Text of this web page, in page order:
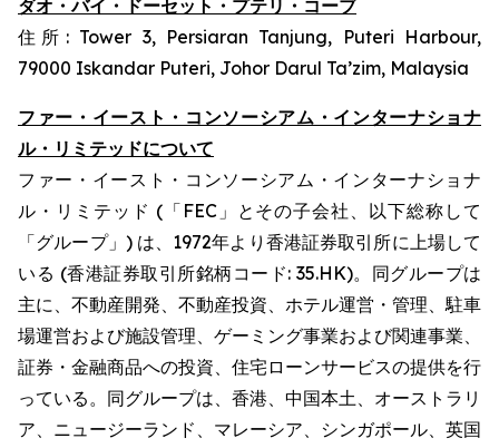
ダオ・バイ・ドーセット・プテリ・コーブ
住所: Tower 3, Persiaran Tanjung, Puteri Harbour,
79000 Iskandar Puteri, Johor Darul Ta’zim, Malaysia
ファー・イースト・コンソーシアム・インターナショナ
ル・リミテッドについて
ファー・イースト・コンソーシアム・インターナショナ
ル・リミテッド (「FEC」とその子会社、以下総称して
「グループ」) は、1972年より香港証券取引所に上場して
いる (香港証券取引所銘柄コード: 35.HK)。同グループは
主に、不動産開発、不動産投資、ホテル運営・管理、駐車
場運営および施設管理、ゲーミング事業および関連事業、
証券・金融商品への投資、住宅ローンサービスの提供を行
っている。同グループは、香港、中国本土、オーストラリ
ア、ニュージーランド、マレーシア、シンガポール、英国